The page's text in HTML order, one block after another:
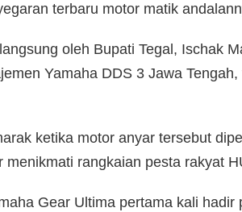
terbaru motor matik
oleh Bupati Tegal, Ischak
Yamaha DDS 3 Jawa
ketika motor anyar tersebut
menikmati rangkaian pesta rakyat
Gear Ultima pertama kali hadir